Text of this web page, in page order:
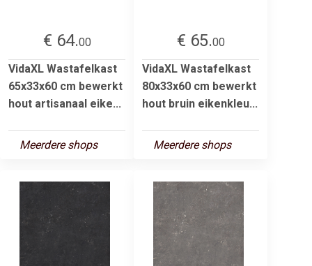
€ 64.00
VidaXL Wastafelkast
65x33x60 cm bewerkt
hout artisanaal eike...
Meerdere shops
€ 65.00
VidaXL Wastafelkast
80x33x60 cm bewerkt
hout bruin eikenkleu...
Meerdere shops